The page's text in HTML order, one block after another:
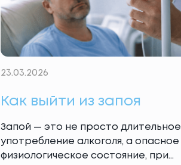
23.03.2026
Как выйти из запоя
Запой — это не просто длительное
употребление алкоголя, а опасное
физиологическое состояние, при